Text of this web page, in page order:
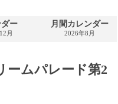
ー
月
月間カレンダー
2026年8月
ームパレード第2